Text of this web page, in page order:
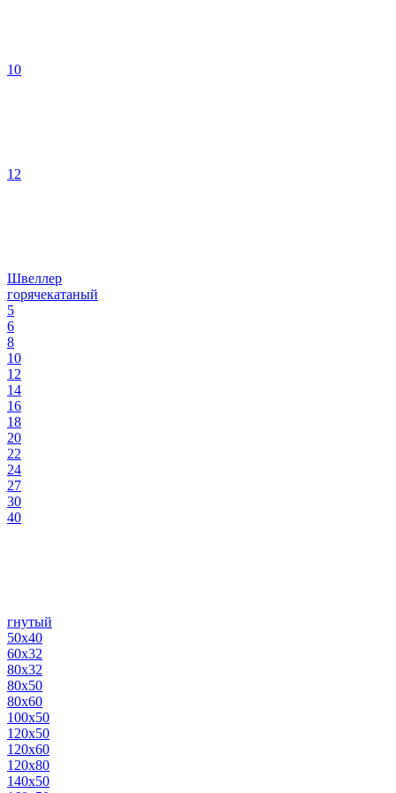
10
12
Швеллер
горячекатаный
5
6
8
10
12
14
16
18
20
22
24
27
30
40
гнутый
50х40
60х32
80х32
80х50
80х60
100х50
120х50
120х60
120х80
140х50